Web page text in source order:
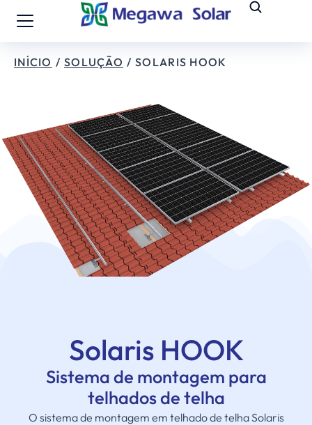
Está aqui:
INÍCIO SOLUÇÃO SOLARIS HOOK
Solaris HOOK
Sistema de montagem para
telhados de telha
O sistema de montagem em telhado de telha Solaris